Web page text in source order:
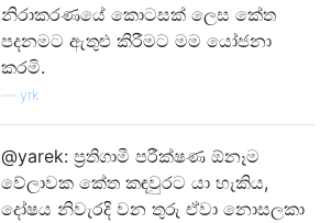
නිරාකරණයේ කොටසක් ලෙස කේත
පදනමට ඇතුළු කිරීමට මම යෝජනා
කරමි.
yrk
@yarek: ප්‍රතිගාමී පරීක්ෂණ ඕනෑම
වේලාවක කේත කඳවුරට යා හැකිය,
දෝෂය නිවැරදි වන තුරු ඒවා නොසලකා